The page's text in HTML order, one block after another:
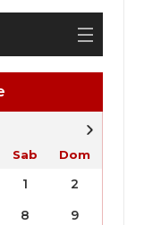
Sab Dom
1
2
8
9